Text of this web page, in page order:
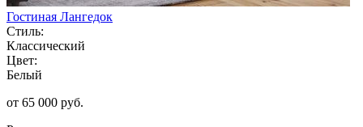
Гостиная Лангедок
Стиль:
Классический
Цвет:
Белый
от 65 000 руб.